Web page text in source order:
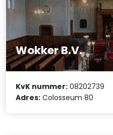
Wokker B.V.
KvK nummer: 08202739
Adres: Colosseum 80